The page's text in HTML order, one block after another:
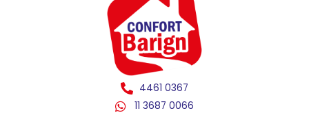
4461 0367
11 3687 0066